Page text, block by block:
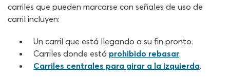
carriles que pueden marcarse con señales de uso de
carril incluyen:
Un carril que está llegando a su fin pronto.
Carriles donde está prohibido rebasar.
Carriles centrales para girar a la izquierda.